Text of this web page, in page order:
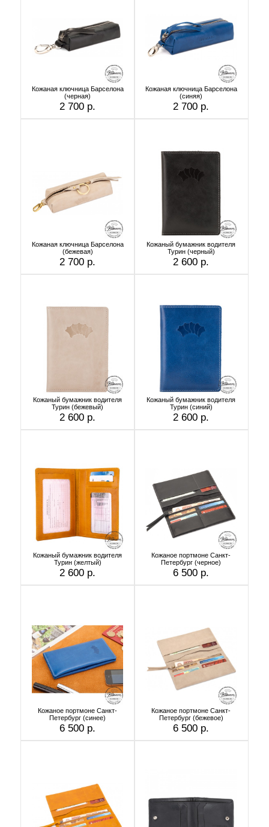
Кожаная ключница Барселона
(черная)
2 700 р.
Кожаная ключница Барселона
(синяя)
2 700 р.
Кожаная ключница Барселона
(бежевая)
2 700 р.
Кожаный бумажник водителя
Турин (черный)
2 600 р.
Кожаный бумажник водителя
Турин (бежевый)
2 600 р.
Кожаный бумажник водителя
Турин (синий)
2 600 р.
Кожаный бумажник водителя
Турин (желтый)
2 600 р.
Кожаное портмоне Санкт-
Петербург (черное)
6 500 р.
Кожаное портмоне Санкт-
Петербург (синее)
6 500 р.
Кожаное портмоне Санкт-
Петербург (бежевое)
6 500 р.